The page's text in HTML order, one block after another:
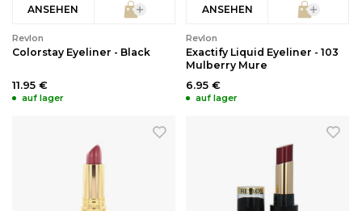
ANSEHEN
Revlon
Colorstay Eyeliner - Black
11.95 €
auf lager
ANSEHEN
Revlon
Exactify Liquid Eyeliner - 103
Mulberry Mure
6.95 €
auf lager